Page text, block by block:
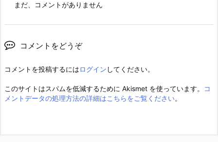
まだ、コメントがありません
コメントをどうぞ
コメントを投稿するにはログイン してください。
このサイトはスパムを低減するために Akismet を使っています。
コ
メントデータの処理方法の詳細はこちらをご覧ください。